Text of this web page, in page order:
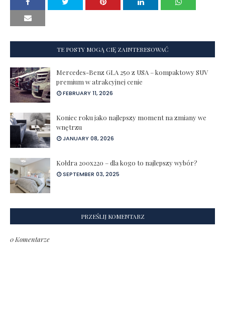
TE POSTY MOGĄ CIĘ ZAINTERESOWAĆ
Mercedes-Benz GLA 250 z USA – kompaktowy SUV
premium w atrakcyjnej cenie
FEBRUARY 11, 2026
Koniec roku jako najlepszy moment na zmiany we
wnętrzu
JANUARY 08, 2026
Kołdra 200x220 – dla kogo to najlepszy wybór?
SEPTEMBER 03, 2025
PRZEŚLIJ KOMENTARZ
0 Komentarze